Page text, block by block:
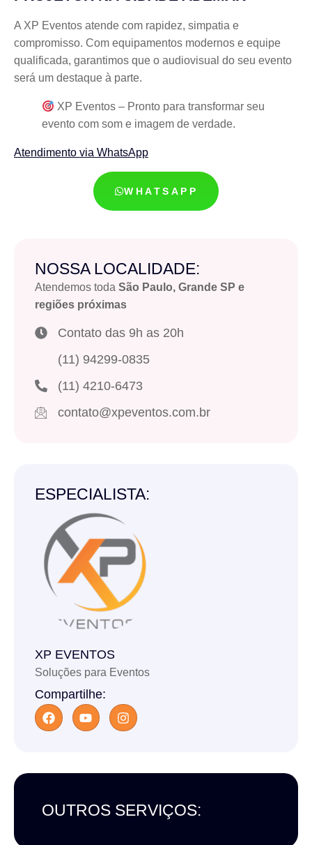
A XP Eventos atende com rapidez, simpatia e
compromisso. Com equipamentos modernos e equipe
qualificada, garantimos que o audiovisual do seu evento
será um destaque à parte.
XP Eventos – Pronto para transformar seu
evento com som e imagem de verdade.
Atendimento via WhatsApp
WHATSAPP
NOSSA LOCALIDADE:
Atendemos toda São Paulo, Grande SP e
regiões próximas
Contato das 9h as 20h
(11) 94299-0835
(11) 4210-6473
contato@xpeventos.com.br
ESPECIALISTA:
XP EVENTOS
Soluções para Eventos
Compartilhe:
OUTROS SERVIÇOS: